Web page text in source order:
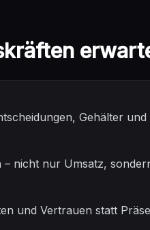
Gehälter und
– nicht nur Umsatz,
und Vertrauen statt